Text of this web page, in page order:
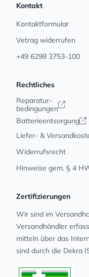
Kontakt
Kontaktformular
Vetrag widerrufen
+49 6298 3753-100
Rechtliches
Reparatur-
bedingungen
Batterieentsorgung
Liefer- &
Widerrufsrecht
Hinweise gem. § 4
Zertifizierungen
Wir sind im
Versandhändler
mit­teln über das
sind durch die Dekra